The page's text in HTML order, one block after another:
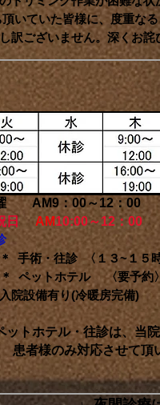
いた皆様に、度重なる
ざいません。深く お詫
：00～12：00
AM10:00～12：00
診 〈１３~１５時
＊ ペットホ
備有り(冷暖房完
ル・往診は、当院を
対応させて頂い